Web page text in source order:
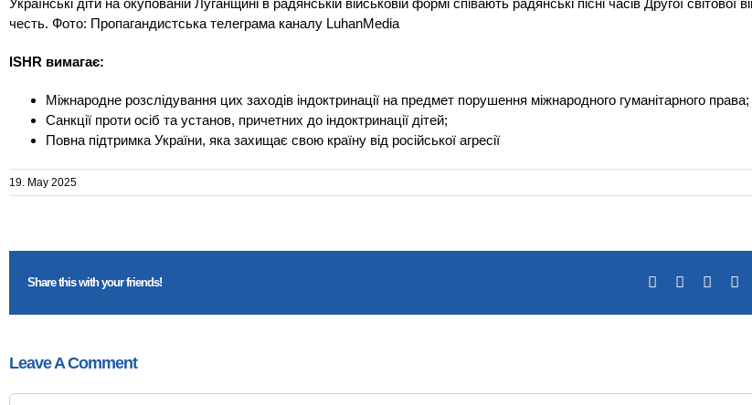
честь. Фото: Пропагандистська телеграма каналу LuhanMedia
ISHR вимагає:
Міжнародне розслідування цих заходів індоктринації на предмет порушення міжнародного гуманітарного права;
Санкції проти осіб та установ, причетних до індоктринації дітей;
Повна підтримка України, яка захищає свою країну від російської агресії
19. May 2025
Share this with your friends! Facebook Reddit
Leave A Comment